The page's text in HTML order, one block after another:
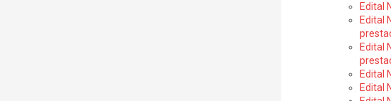
Edital
Edital
Edital
Edital
Edital